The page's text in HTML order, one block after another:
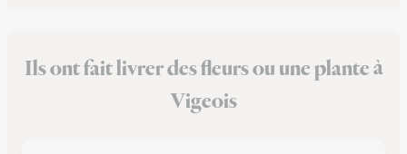
Ils ont fait livrer des fleurs ou une plante à
Vigeois